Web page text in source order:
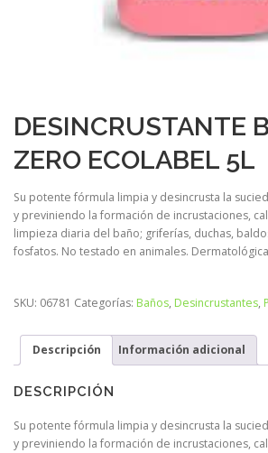
DESINCRUSTANTE
ZERO ECOLABEL 5L
Su potente fórmula limpia y desincrusta la
y previniendo la formación de incrustaciones,
limpieza diaria del baño; griferías, duchas,
fosfatos. No testado en animales.
SKU: 06781 Categorías: Baños, Desincrustantes,
Descripción Información adicional
DESCRIPCIÓN
Su potente fórmula limpia y desincrusta la
y previniendo la formación de incrustaciones,